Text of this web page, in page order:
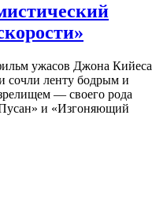
ужасов Джона Кийеса
сочли ленту бодрым и
— своего рода
и «Изгоняющий